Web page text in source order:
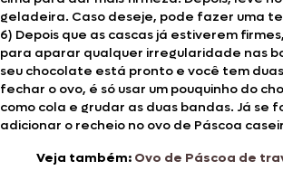
geladeira. Caso deseje, pode fazer uma
6) Depois que as cascas já estiverem
para aparar qualquer irregularidade nas
seu chocolate está pronto e você tem
fechar o ovo, é só usar um pouquinho do
como cola e grudar as duas bandas. Já se
adicionar o recheio no ovo de Páscoa
Veja também: Ovo de Páscoa de